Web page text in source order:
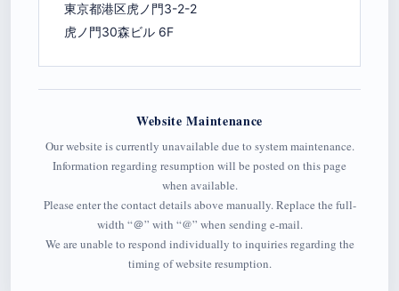
東京都港区虎ノ門3-2-2
虎ノ門30森ビル 6F
Website Maintenance
Our website is currently unavailable due to system maintenance.
Information regarding resumption will be posted on this page
when available.
Please enter the contact details above manually. Replace the full-
width “＠” with “@” when sending e-mail.
We are unable to respond individually to inquiries regarding the
timing of website resumption.